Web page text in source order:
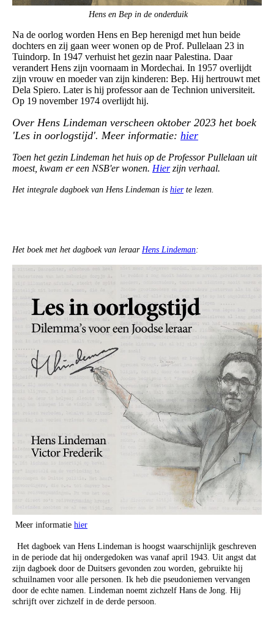
Hens en Bep in de onderduik
Na de oorlog worden Hens en Bep herenigd met hun beide
dochters en zij gaan weer wonen op de Prof. Pullelaan 23 in
Tuindorp. In 1947 verhuist het gezin naar Palestina. Daar
verandert Hens zijn voornaam in Mordechai. In 1957 overlijdt
zijn vrouw en moeder van zijn kinderen: Bep. Hij hertrouwt met
Dela Spiero. Later is hij professor aan de Technion universiteit.
Op 19 november 1974 overlijdt hij.
Over Hens Lindeman verscheen oktober 2023 het boek
'Les in oorlogstijd'. Meer informatie: hier
Toen het gezin Lindeman het huis op de Professor Pullelaan uit
moest, kwam er een NSB'er wonen. Hierzijn verhaal.
Het integrale dagboek van Hens Lindeman is hierte lezen.
Het boek met het dagboek van leraar Hens Lindeman:
Meer informatie hier
Het dagboek van Hens Lindeman is hoogst waarschijnlijk geschreven
in de periode dat hij ondergedoken was vanaf april 1943. Uit angst dat
zijn dagboek door de Duitsers gevonden zou worden, gebruikte hij
schuilnamen voor alle personen. Ik heb die pseudoniemen vervangen
door de echte namen. Lindeman noemt zichzelf Hans de Jong. Hij
schrijft over zichzelf in de derde persoon.